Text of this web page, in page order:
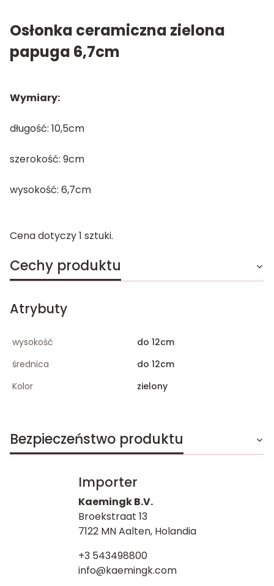
Osłonka ceramiczna zielona
papuga 6,7cm
Wymiary:
długość: 10,5cm
szerokość: 9cm
wysokość: 6,7cm
Cena dotyczy 1 sztuki.
Cechy produktu
Atrybuty
wysokość
do 12cm
średnica
do 12cm
Kolor
zielony
Bezpieczeństwo produktu
Importer
Kaemingk B.V.
Broekstraat 13
7122 MN Aalten, Holandia
+3 543498800
info@kaemingk.com